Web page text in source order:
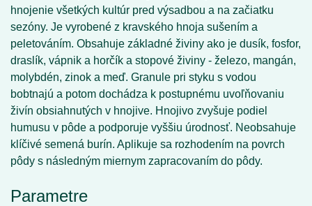
hnojenie všetkých kultúr pred výsadbou a na začiatku
sezóny. Je vyrobené z kravského hnoja sušením a
peletováním. Obsahuje základné živiny ako je dusík, fosfor,
draslík, vápnik a horčík a stopové živiny - železo, mangán,
molybdén, zinok a meď. Granule pri styku s vodou
bobtnajú a potom dochádza k postupnému uvoľňovaniu
živín obsiahnutých v hnojive. Hnojivo zvyšuje podiel
humusu v pôde a podporuje vyššiu úrodnosť. Neobsahuje
klíčivé semená burín. Aplikuje sa rozhodením na povrch
pôdy s následným miernym zapracovaním do pôdy.
Parametre